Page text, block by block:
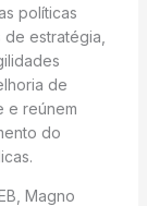
políticas
estratégia,
de
e reúnem
do
Magno